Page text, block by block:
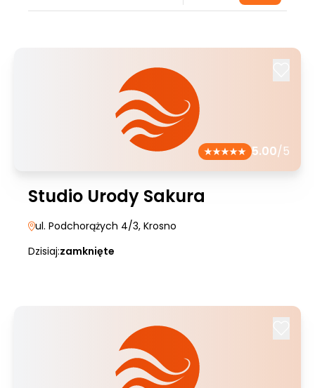
5.00/5
Studio Urody Sakura
ul. Podchorążych 4/3, Krosno
Dzisiaj:zamknięte